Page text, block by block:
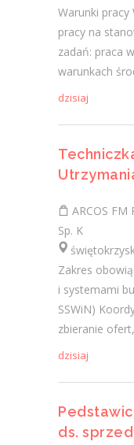
Warunki pracy
pracy na
zadań: praca
warunkach
dzisiaj
ARCOS FM
Sp. K
Zakres
i systemami
SSWiN)
zbieranie
dzisiaj
ds.